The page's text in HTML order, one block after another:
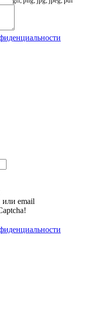
или email